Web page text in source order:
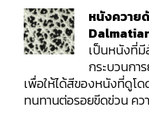
หนังควาย
เป็นหนังที่
กระบวนกา
เพื่อให้ได้สีของหนังที่ดูโ
ทนทานต่อรอยขีดข่วน ค